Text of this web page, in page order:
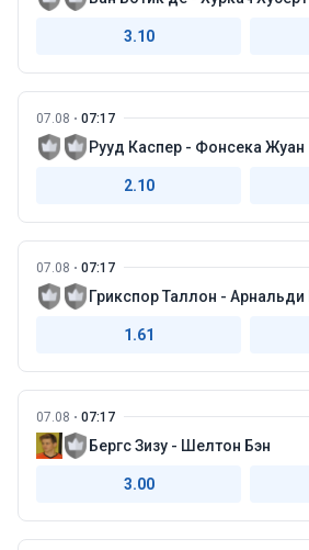
3.10
07.08 07:17
Рууд Каспер - Фонсека Жуан
2.10
07.08 07:17
Грикспор Таллон - Арнальди
1.61
07.08 07:17
Бергс Зизу - Шелтон Бэн
3.00